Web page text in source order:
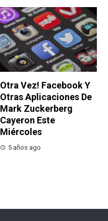
Otra Vez! Facebook Y
Otras Aplicaciones De
Mark Zuckerberg
Cayeron Este
Miércoles
5 años ago